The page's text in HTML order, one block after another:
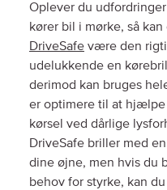
Oplever du
kører bil i mørke, så
DriveSafe være den
udelukkende en
derimod kan bruges
er optimere til at hjælpe
kørsel ved dårlige
DriveSafe briller med
dine øjne, men hvis du
behov for styrke, kan